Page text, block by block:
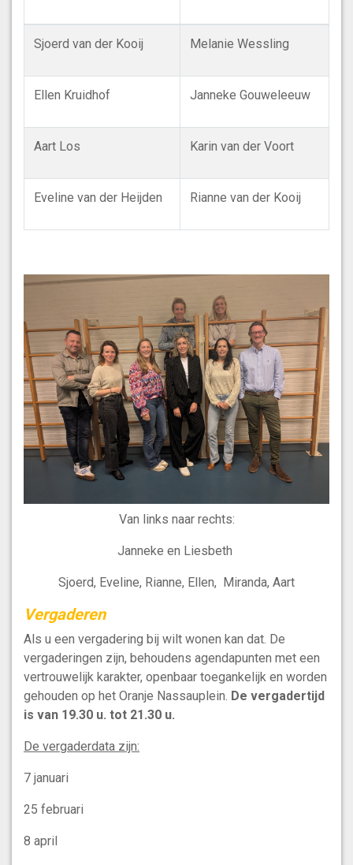
Sjoerd van der Kooij Melanie Wessling
Ellen Kruidhof Janneke Gouweleeuw
Aart Los Karin van der Voort
Eveline van der Heijden Rianne van der Kooij
Van links naar rechts:
Janneke en Liesbeth
Sjoerd, Eveline, Rianne, Ellen, Miranda, Aart
Vergaderen
Als u een vergadering bij wilt wonen kan dat. De
vergaderingen zijn, behoudens agendapunten met een
vertrouwelijk karakter, openbaar toegankelijk en worden
gehouden op het Oranje Nassauplein. De vergadertijd
is van 19.30 u. tot 21.30 u.
De vergaderdata zijn:
7 januari
25 februari
8 april